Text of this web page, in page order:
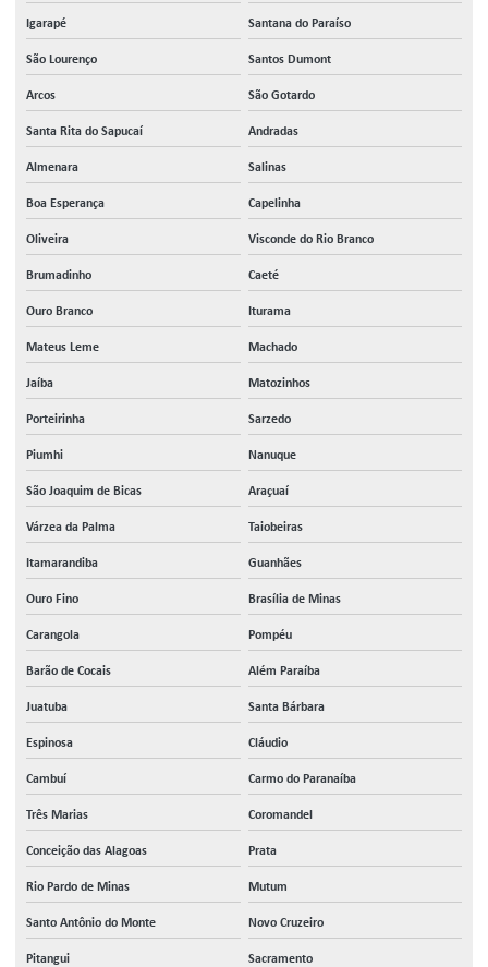
Igarapé Santana do Paraíso
São Lourenço Santos Dumont
Arcos São Gotardo
Santa Rita do Sapucaí Andradas
Almenara Salinas
Boa Esperança Capelinha
Oliveira Visconde do Rio Branco
Brumadinho Caeté
Ouro Branco Iturama
Mateus Leme Machado
Jaíba Matozinhos
Porteirinha Sarzedo
Piumhi Nanuque
São Joaquim de Bicas Araçuaí
Várzea da Palma Taiobeiras
Itamarandiba Guanhães
Ouro Fino Brasília de Minas
Carangola Pompéu
Barão de Cocais Além Paraíba
Juatuba Santa Bárbara
Espinosa Cláudio
Cambuí Carmo do Paranaíba
Três Marias Coromandel
Conceição das Alagoas Prata
Rio Pardo de Minas Mutum
Santo Antônio do Monte Novo Cruzeiro
Pitangui Sacramento